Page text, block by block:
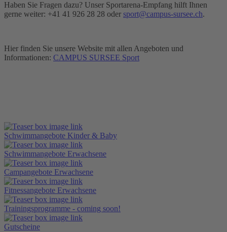
Haben Sie Fragen dazu? Unser Sportarena-Empfang hilft Ihnen
gerne weiter: +41 41 926 28 28 oder sport@campus-sursee.ch.
Hier finden Sie unsere Website mit allen Angeboten und
Informationen: CAMPUS SURSEE Sport
Schwimmangebote Kinder & Baby
Schwimmangebote Erwachsene
Campangebote Erwachsene
Fitnessangebote Erwachsene
Trainingsprogramme - coming soon!
Gutscheine